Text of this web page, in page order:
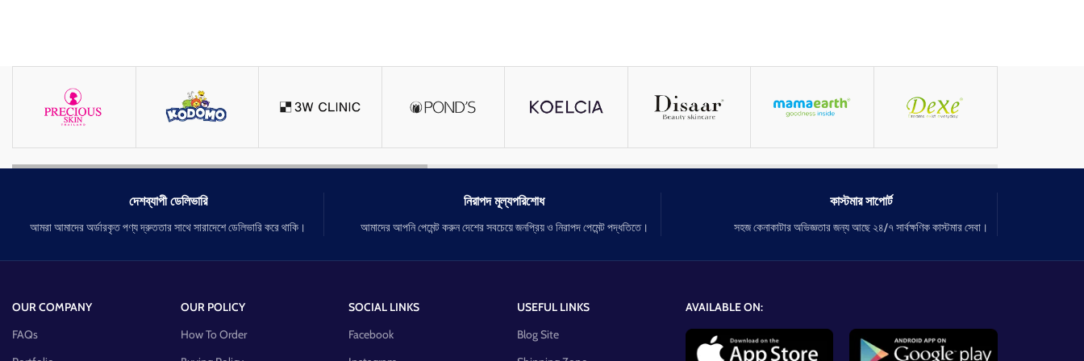
দেশব্যাপী ডেলিভারি
আমরা আমাদের অর্ডারকৃত পণ্য দ্রুততার সাথে সারাদেশে ডেলিভারি করে থাকি।
নিরাপদ মূল্যপরিশোধ
আমাদের আপনি পেমেন্ট করুন দেশের সবচেয়ে জনপ্রিয় ও নিরাপদ পেমেন্ট পদ্ধতিতে।
কাস্টমার সাপোর্ট
সহজ কেনাকাটার অভিজ্ঞতার জন্য আছে ২৪/৭ সার্বক্ষণিক কাস্টমার সেবা।
OUR COMPANY
FAQs
OUR POLICY
How To Order
SOCIAL LINKS
Facebook
USEFUL LINKS
Blog Site
AVAILABLE ON: